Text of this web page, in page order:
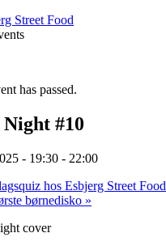
Street Food
has passed.
#10
- 19:30 - 22:00
hos Esbjerg Street Food
børnedisko »